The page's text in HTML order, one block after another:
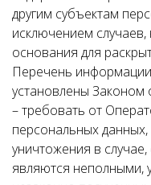
другим субъектам
исключением
основания для
Перечень
установлены Законом
– требовать от
персональных
уничтожения в
являются неполными,